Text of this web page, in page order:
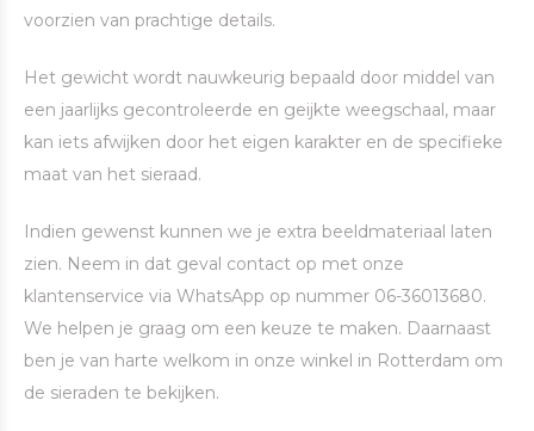
voorzien van prachtige details.
Het gewicht wordt nauwkeurig bepaald door middel van
een jaarlijks gecontroleerde en geijkte weegschaal, maar
kan iets afwijken door het eigen karakter en de specifieke
maat van het sieraad.
Indien gewenst kunnen we je extra beeldmateriaal laten
zien. Neem in dat geval contact op met onze
klantenservice via WhatsApp op nummer 06-36013680.
We helpen je graag om een keuze te maken. Daarnaast
ben je van harte welkom in onze winkel in Rotterdam om
de sieraden te bekijken.